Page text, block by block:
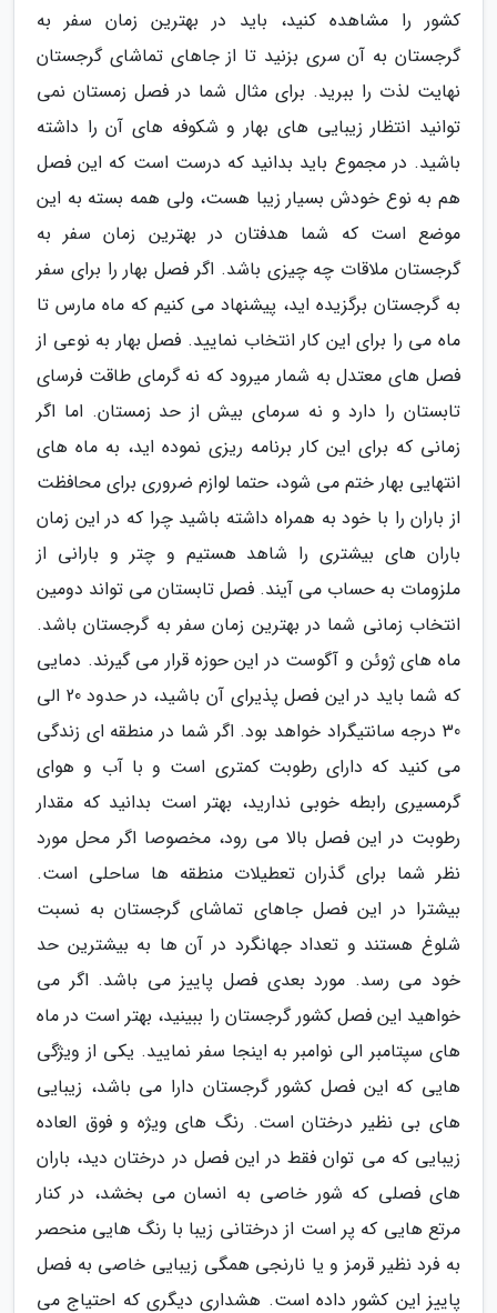
کشور را مشاهده کنید، باید در بهترین زمان سفر به
گرجستان به آن سری بزنید تا از جاهای تماشای گرجستان
نهایت لذت را ببرید. برای مثال شما در فصل زمستان نمی
توانید انتظار زیبایی های بهار و شکوفه های آن را داشته
باشید. در مجموع باید بدانید که درست است که این فصل
هم به نوع خودش بسیار زیبا هست، ولی همه بسته به این
موضع است که شما هدفتان در بهترین زمان سفر به
گرجستان ملاقات چه چیزی باشد. اگر فصل بهار را برای سفر
به گرجستان برگزیده اید، پیشنهاد می کنیم که ماه مارس تا
ماه می را برای این کار انتخاب نمایید. فصل بهار به نوعی از
فصل های معتدل به شمار میرود که نه گرمای طاقت فرسای
تابستان را دارد و نه سرمای بیش از حد زمستان. اما اگر
زمانی که برای این کار برنامه ریزی نموده اید، به ماه های
انتهایی بهار ختم می شود، حتما لوازم ضروری برای محافظت
از باران را با خود به همراه داشته باشید چرا که در این زمان
باران های بیشتری را شاهد هستیم و چتر و بارانی از
ملزومات به حساب می آیند. فصل تابستان می تواند دومین
انتخاب زمانی شما در بهترین زمان سفر به گرجستان باشد.
ماه های ژوئن و آگوست در این حوزه قرار می گیرند. دمایی
که شما باید در این فصل پذیرای آن باشید، در حدود 20 الی
30 درجه سانتیگراد خواهد بود. اگر شما در منطقه ای زندگی
می کنید که دارای رطوبت کمتری است و با آب و هوای
گرمسیری رابطه خوبی ندارید، بهتر است بدانید که مقدار
رطوبت در این فصل بالا می رود، مخصوصا اگر محل مورد
نظر شما برای گذران تعطیلات منطقه ها ساحلی است.
بیشترا در این فصل جاهای تماشای گرجستان به نسبت
شلوغ هستند و تعداد جهانگرد در آن ها به بیشترین حد
خود می رسد. مورد بعدی فصل پاییز می باشد. اگر می
خواهید این فصل کشور گرجستان را ببینید، بهتر است در ماه
های سپتامبر الی نوامبر به اینجا سفر نمایید. یکی از ویژگی
هایی که این فصل کشور گرجستان دارا می باشد، زیبایی
های بی نظیر درختان است. رنگ های ویژه و فوق العاده
زیبایی که می توان فقط در این فصل در درختان دید، باران
های فصلی که شور خاصی به انسان می بخشد، در کنار
مرتع هایی که پر است از درختانی زیبا با رنگ هایی منحصر
به فرد نظیر قرمز و یا نارنجی همگی زیبایی خاصی به فصل
پاییز این کشور داده است. هشداری دیگری که احتیاج می